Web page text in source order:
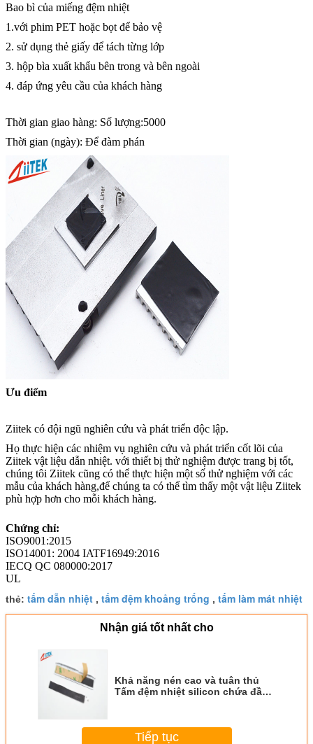
Bao bì của miếng đệm nhiệt
1.với phim PET hoặc bọt để bảo vệ
2. sử dụng thẻ giấy để tách từng lớp
3. hộp bìa xuất khẩu bên trong và bên ngoài
4. đáp ứng yêu cầu của khách hàng
Thời gian giao hàng: Số lượng:5000
Thời gian (ngày): Để đàm phán
Ưu điểm
Ziitek có đội ngũ nghiên cứu và phát triển độc lập.
Họ thực hiện các nhiệm vụ nghiên cứu và phát triển cốt lõi của
Ziitek vật liệu dẫn nhiệt. với thiết bị thử nghiệm được trang bị tốt,
chúng tôi Ziitek cũng có thể thực hiện một số thử nghiệm với các
mẫu của khách hàng,để chúng ta có thể tìm thấy một vật liệu Ziitek
phù hợp hơn cho mỗi khách hàng.
Chứng chỉ:
ISO9001:2015
ISO14001: 2004 IATF16949:2016
IECQ QC 080000:2017
UL
thẻ: tấm dẫn nhiệt , tấm đệm khoảng trống , tấm làm mát nhiệt
Nhận giá tốt nhất cho
Khả năng nén cao và tuân thủ
Tấm đệm nhiệt silicon chứa đầy
Tiếp tục